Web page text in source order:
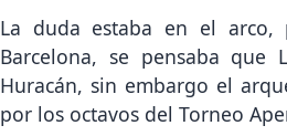
La duda estaba en el
Barcelona, se pensaba
Huracán, sin embargo el
por los octavos del Torneo